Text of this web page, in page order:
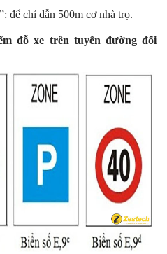
để chỉ dẫn 500m cơ nhà trọ.
đỗ xe trên tuyến đường đối